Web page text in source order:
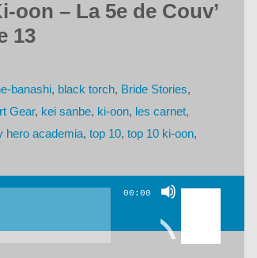
oon – La 5e de Couv’
13
banashi, black torch, Bride Stories,
Gear, kei sanbe, ki-oon, les carnet,
hero academia, top 10, top 10 ki-oon,
00:00
Utilisez
flèches